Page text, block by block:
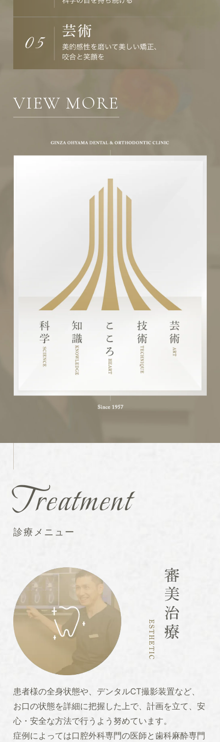
VIEW MORE
Treatment
診療メニュー
患者様の全身状態や、デンタルCT撮影装置など、
お口の状態を詳細に把握した上で、計画を立て、安
心・安全な方法で行うよう努めています。
症例によっては口腔外科専門の医師と歯科麻酔専門